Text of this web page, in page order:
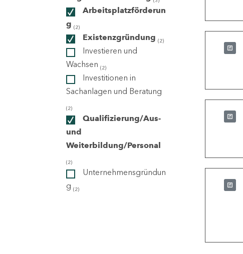
Arbeitsplatzförderun
g (2)
Existenzgründung (2)
Investieren und
Wachsen (2)
Investitionen in
Sachanlagen und Beratung
(2)
Qualifizierung/Aus-
und
Weiterbildung/Personal
(2)
Unternehmensgründun
g (2)